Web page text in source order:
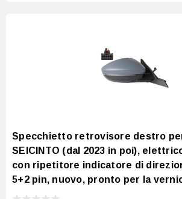
Specchietto retrovisore destro
SEICINTO (dal 2023 in poi),
con ripetitore indicatore di
5+2 pin, nuovo, pronto per la